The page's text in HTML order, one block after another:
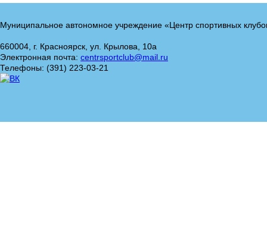
Муниципальное автономное учреждение «Центр спортивных
660004, г. Красноярск, ул. Крылова, 10а
Электронная почта: centrsportclub@mail.ru
Телефоны: (391) 223-03-21